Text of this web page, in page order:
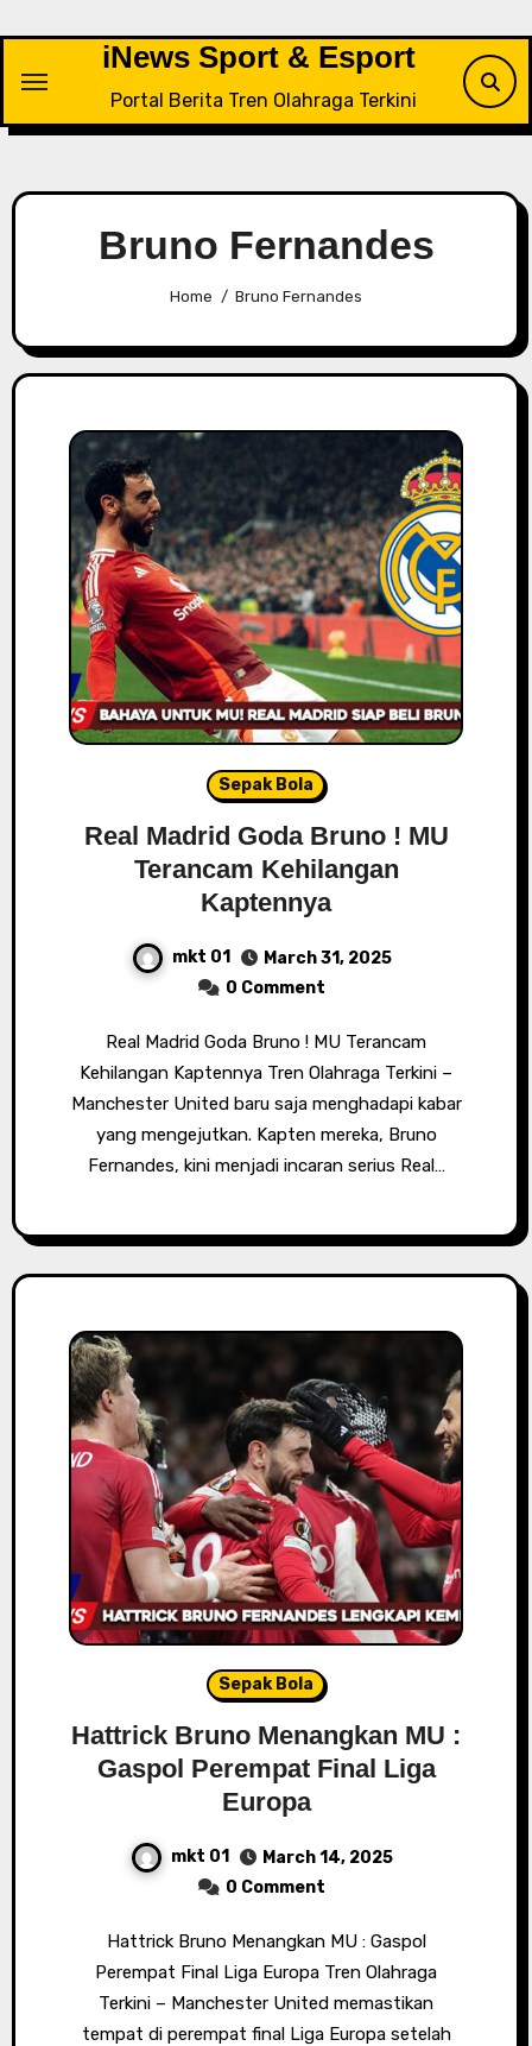
content
iNews Sport & Esport
Portal Berita Tren Olahraga Terkini
Bruno Fernandes
Home Bruno Fernandes
Sepak Bola
Real Madrid Goda Bruno ! MU
Terancam Kehilangan
Kaptennya
mkt 01
March 31, 2025
0 Comment
Real Madrid Goda Bruno ! MU Terancam
Kehilangan Kaptennya Tren Olahraga Terkini –
Manchester United baru saja menghadapi kabar
yang mengejutkan. Kapten mereka, Bruno
Fernandes, kini menjadi incaran serius Real…
Sepak Bola
Hattrick Bruno Menangkan MU :
Gaspol Perempat Final Liga
Europa
mkt 01
March 14, 2025
0 Comment
Hattrick Bruno Menangkan MU : Gaspol
Perempat Final Liga Europa Tren Olahraga
Terkini – Manchester United memastikan
tempat di perempat final Liga Europa setelah